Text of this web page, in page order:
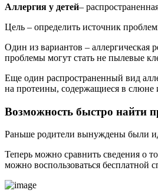
Аллергия у детей–
Цель – определить источник
Один из вариантов –
проблемы могут стать не пылевые
Еще один распространенный вид
на протеины, содержащиеся в слюне
Возможность быстро найти
Раньше родители вынуждены были
Теперь можно сравнить сведения о
можно воспользоваться бесплатной